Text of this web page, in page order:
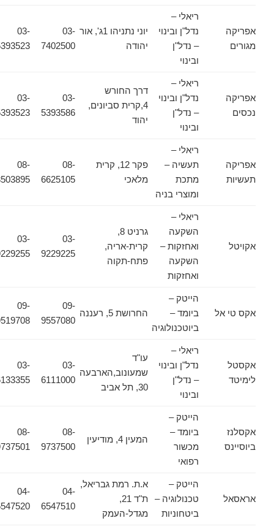
אפריקה
מגורים
ריאלי –
נדל"ן ובינוי
– נדל"ן
ובינוי
יוני נתניהו 1ג', אור
יהודה
03-
7402500
03-
5393523
אפריקה
נכסים
ריאלי –
נדל"ן ובינוי
– נדל"ן
ובינוי
דרך החורש
4,קרית סביונים,
יהוד
03-
5393586
03-
5393523
אפריקה
תעשיות
ריאלי –
תעשיה –
מתכת
ומוצרי בניה
פקר 12, קרית
מלאכי
08-
6625105
08-
8503895
אקויטל
ריאלי –
השקעה
ואחזקות –
השקעה
ואחזקות
גרניט 8,
קרית-אריה,
פתח-תקוה
03-
9229225
03-
9229255
אקס טי אל
הייטק –
ביומד –
ביוטכנולוגיה
החרושת 5, רעננה
09-
9557080
09-
9519708
אקסטל
לימיטד
ריאלי –
נדל"ן ובינוי
– נדל"ן
ובינוי
עו"ד
שמעונוב,הארבעה
30, תל אביב
03-
6111000
03-
6133355
אקסלנז
ביוסיינס
הייטק –
ביומד –
מכשור
רפואי
המעין 4, מודיעין
08-
9737500
08-
9737501
אראסאל
הייטק –
טכנולוגיה –
ביטחוניות
א.ת. רמת גבריאל,
ת"ד 21,
מגדל-העמק
04-
6547510
04-
6547520